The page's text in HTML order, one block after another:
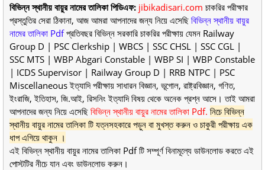
বিভিন্ন স্থানীয় বায়ুর নামের তালিকা পিডিএফ: jibikadisari.com চাকরির পরীক্ষার
প্রস্তুতির সেরা ঠিকানা, আজ আমরা আপনাদের জন্য নিয়ে এসেছি বিভিন্ন স্থানীয় বায়ুর
নামের তালিকা Pdfপ্রতিবছর বিভিন্ন সরকারি চাকরির পরীক্ষায় যেমন Railway
Group D | PSC Clerkship | WBCS | SSC CHSL | SSC CGL |
SSC MTS | WBP Abgari Constable | WBP SI | WBP Constable
| ICDS Supervisor | Railway Group D | RRB NTPC | PSC
Miscellaneous ইত্যাদি পরীক্ষায় সাধারন বিজ্ঞান, ভূগোল, রাষ্ট্রবিজ্ঞান, গণিত,
ইংরাজি, ইতিহাস, জি.আই, রিসনিং ইত্যাদি বিষয় থেকে অনেক প্রশ্ন আসে। তাই আমরা
আপনাদের জন্য নিয়ে এসেছি বিভিন্ন স্থানীয় বায়ুর নামের তালিকা Pdf. নিচে বিভিন্ন
স্থানীয় বায়ুর নামের তালিকা টি যত্নসহকারে পড়ুন বা মুখস্ত করুন ও চাকুরী পরীক্ষায় এক
ধাপ এগিয়ে থাকুন ।
এই বিভিন্ন স্থানীয় বায়ুর নামের তালিকা Pdf টি সম্পূর্ণ বিনামূল্যে ডাউনলোড করতে এই
পোস্টটির নীচে যান এবং ডাউনলোড করুন।